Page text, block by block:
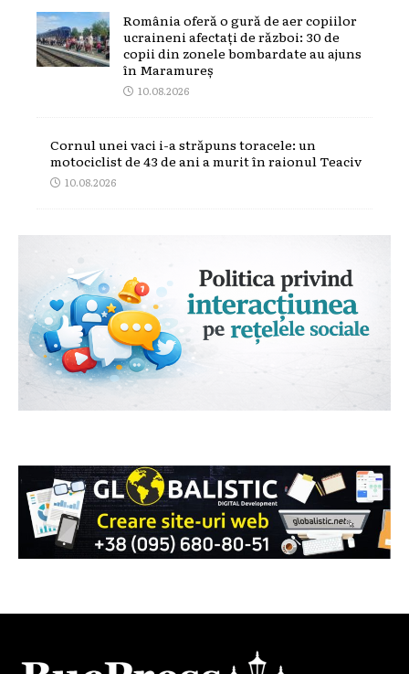
România oferă o gură de aer copiilor
ucraineni afectați de război: 30 de
copii din zonele bombardate au ajuns
în Maramureș
10.08.2026
Cornul unei vaci i-a străpuns toracele: un
motociclist de 43 de ani a murit în raionul Teaciv
10.08.2026